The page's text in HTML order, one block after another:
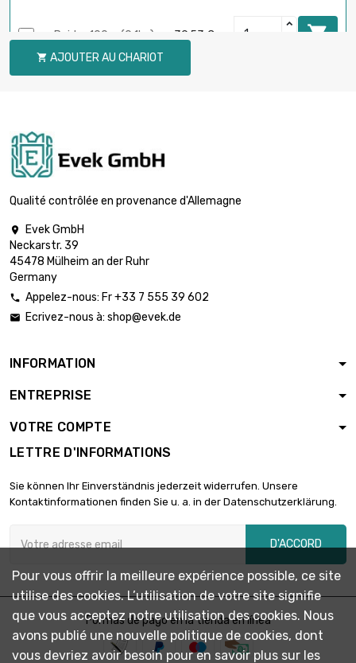
Poids : 100gr (0.1kg) 39,53 € 
Poids : 1000gr (1kg)
Poids : 2500gr
 AJOUTER AU CHARIOT
Qualité contrôlée en provenance d'Allemagne

Evek GmbH
Neckarstr. 39
45478 Mülheim an der Ruhr
Germany
 Appelez-nous: Fr +33 7 555 39 602
 Ecrivez-nous à: shop@evek.de
INFORMATION
ENTREPRISE
VOTRE COMPTE
LETTRE D'INFORMATIONS
Sie können Ihr Einverständnis jederzeit widerrufen. Unsere
Kontaktinformationen finden Sie u. a. in der Datenschutzerklärung.
D'ACCORD
Formas de pago en la tienda en línea
Pour vous offrir la meilleure expérience possible, ce site
utilise des cookies. L’utilisation de votre site signifie
que vous acceptez notre utilisation des cookies. Nous
avons publié une nouvelle politique de cookies, dont
vous devriez avoir besoin pour en savoir plus sur les